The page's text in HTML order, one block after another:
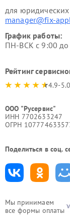
Мы принимаем
все формы оплаты
для
manager@fix-
График работы:
ПН-ВСК с 9:00
Рейтинг
4.9-5.0
ООО "Русервис"
ИНН 7702633247
ОГРН
Поделиться в соц.